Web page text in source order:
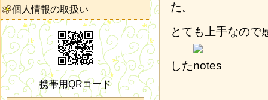
た。
とても上手なので
した
個人情報の取扱い
携帯用QRコード